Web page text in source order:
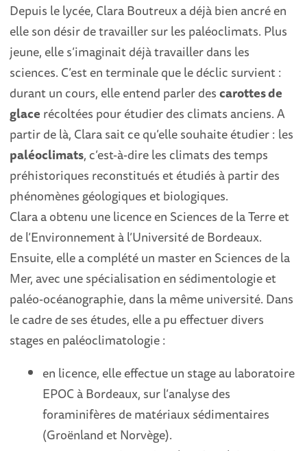
Depuis le lycée, Clara Boutreux a déjà bien ancré en
elle son désir de travailler sur les paléoclimats. Plus
jeune, elle s’imaginait déjà travailler dans les
sciences. C’est en terminale que le déclic survient :
durant un cours, elle entend parler descarottes de
glace récoltées pour étudier des climats anciens. A
partir de là, Clara sait ce qu’elle souhaite étudier : les
paléoclimats, c’est-à-dire les climats des temps
préhistoriques reconstitués et étudiés à partir des
phénomènes géologiques et biologiques.
Clara a obtenu une licence en Sciences de la Terre et
de l’Environnement à l’Université de Bordeaux.
Ensuite, elle a complété un master en Sciences de la
Mer, avec une spécialisation en sédimentologie et
paléo-océanographie, dans la même université. Dans
le cadre de ses études, elle a pu effectuer divers
stages en paléoclimatologie :
en licence, elle effectue un stage au laboratoire
EPOC à Bordeaux, sur l’analyse des
foraminifères de matériaux sédimentaires
(Groënland et Norvège).